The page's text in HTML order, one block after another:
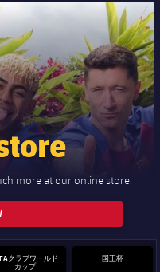
more at our online store.
クラブワールド
カップ
国王杯